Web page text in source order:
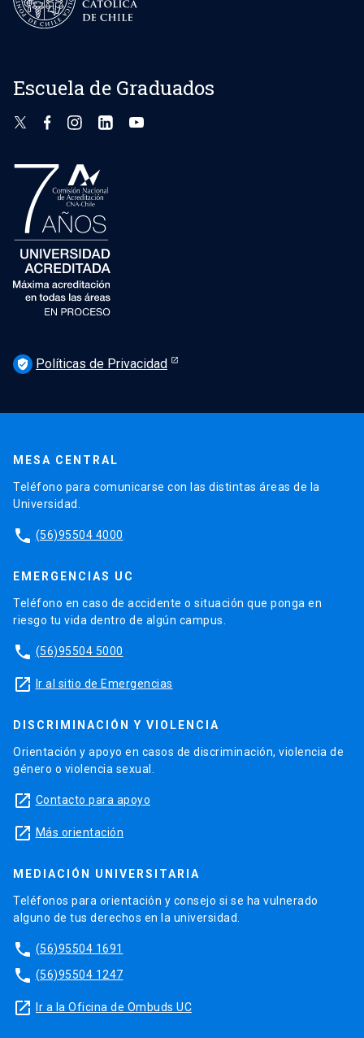
Escuela de Graduados
verified_user Políticas de Privacidad
MESA CENTRAL
Teléfono para comunicarse con las distintas áreas de la
Universidad.
phone (56)95504 4000
EMERGENCIAS UC
Teléfono en caso de accidente o situación que ponga en
riesgo tu vida dentro de algún campus.
phone (56)95504 5000
launch Ir al sitio de Emergencias
DISCRIMINACIÓN Y VIOLENCIA
Orientación y apoyo en casos de discriminación, violencia de
género o violencia sexual.
launch Contacto para apoyo
launch Más orientación
MEDIACIÓN UNIVERSITARIA
Teléfonos para orientación y consejo si se ha vulnerado
alguno de tus derechos en la universidad.
phone (56)95504 1691
phone (56)95504 1247
launch Ir a la Oficina de Ombuds UC